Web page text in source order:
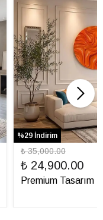
%29 İndirim
₺ 35,000.00
₺ 24,900.00
Premium Tasarım